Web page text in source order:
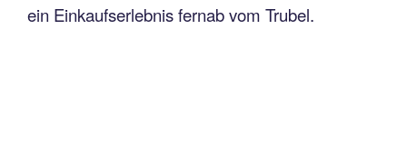
ein Einkaufserlebnis fernab vom Trubel.